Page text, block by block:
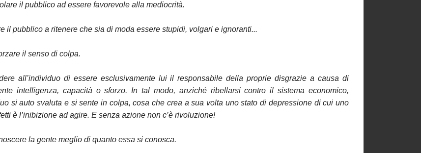
il pubblico ad essere favorevole alla mediocrità.
il pubblico a ritenere che sia di moda essere stupidi, volgari e ignoranti...
il senso di colpa.
all’individuo di essere esclusivamente lui il responsabile della proprie disgrazie a causa di
intelligenza, capacità o sforzo. In tal modo, anziché ribellarsi contro il sistema economico,
si auto svaluta e si sente in colpa, cosa che crea a sua volta uno stato di depressione di cui uno
è l’inibizione ad agire. E senza azione non c’è rivoluzione!
la gente meglio di quanto essa si conosca.